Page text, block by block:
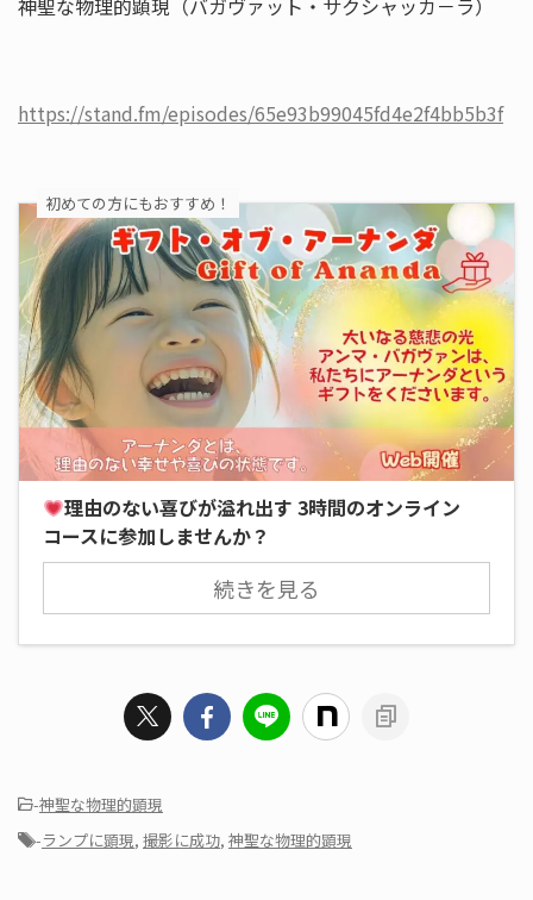
神聖な物理的顕現（バガヴァット・サクシャッカ－ラ）
https://stand.fm/episodes/65e93b99045fd4e2f4bb5b3f
初めての方にもおすすめ！
理由のない喜びが溢れ出す 3時間のオンライン
コースに参加しませんか？
続きを見る
-神聖な物理的顕現
-ランプに顕現, 撮影に成功, 神聖な物理的顕現